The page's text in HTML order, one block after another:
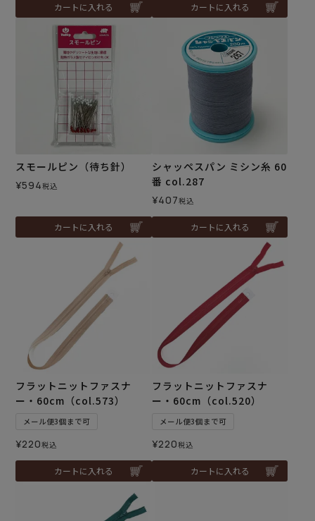
カートに入れる カートに入れる
スモールピン（待ち針）
¥594税込
カートに入れる
シャッペスパン ミシン糸 60
番 col.287
¥407税込
カートに入れる
フラットニットファスナ
ー・60cm（col.573）
メール便3個まで可
¥220税込
カートに入れる
フラットニットファスナ
ー・60cm（col.520）
メール便3個まで可
¥220税込
カートに入れる